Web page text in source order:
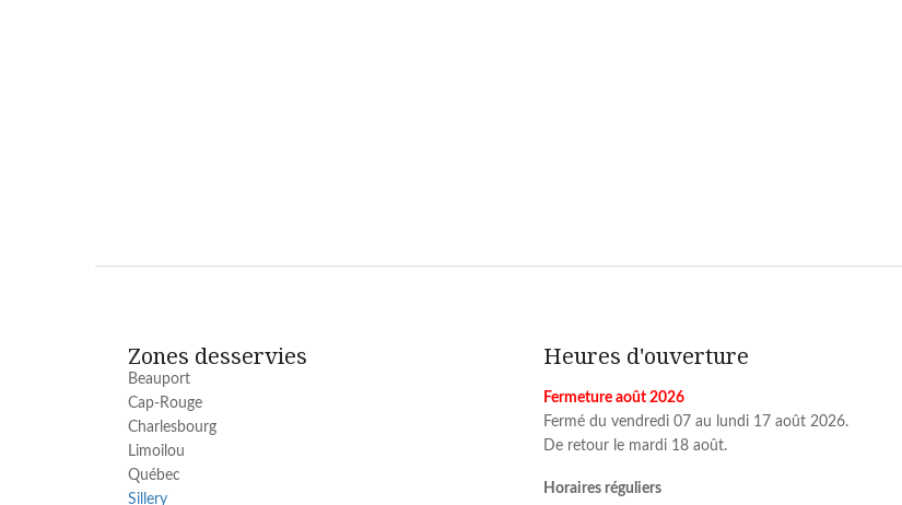
Zones desservies
Beauport
Cap-Rouge
Charlesbourg
Limoilou
Québec
Sillery
Heures d'ouverture
Fermeture août 2026
Fermé du vendredi 07 au lundi 17 août 2026.
De retour le mardi 18 août.
Horaires réguliers